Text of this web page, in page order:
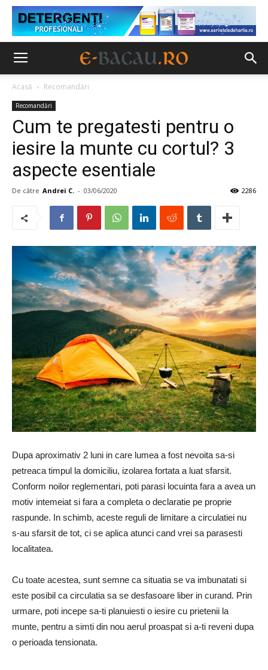
Acasă Recomandări
Recomandări
Cum te pregatesti pentru o
iesire la munte cu cortul? 3
aspecte esentiale
De către Andrei C. - 03/06/2020 2286
Dupa aproximativ 2 luni in care lumea a fost nevoita sa-si
petreaca timpul la domiciliu, izolarea fortata a luat sfarsit.
Conform noilor reglementari, poti parasi locuinta fara a avea un
motiv intemeiat si fara a completa o declaratie pe proprie
raspunde. In schimb, aceste reguli de limitare a circulatiei nu
s-au sfarsit de tot, ci se aplica atunci cand vrei sa parasesti
localitatea.
Cu toate acestea, sunt semne ca situatia se va imbunatati si
este posibil ca circulatia sa se desfasoare liber in curand. Prin
urmare, poti incepe sa-ti planuiesti o iesire cu prietenii la
munte, pentru a simti din nou aerul proaspat si a-ti reveni dupa
o perioada tensionata.